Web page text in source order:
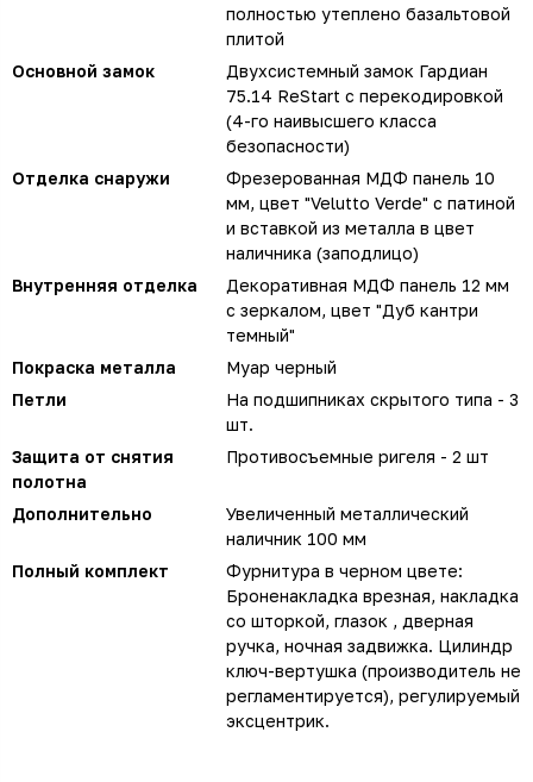
полностью утеплено базальтовой
плитой
Основной замок
Двухсистемный замок Гардиан
75.14 ReStart с перекодировкой
(4-го наивысшего класса
безопасности)
Отделка снаружи
Фрезерованная МДФ панель 10
мм, цвет "Velutto Verde" с патиной
и вставкой из металла в цвет
наличника (заподлицо)
Внутренняя отделка
Декоративная МДФ панель 12 мм
с зеркалом, цвет "Дуб кантри
темный"
Покраска металла
Муар черный
Петли
На подшипниках скрытого типа - 3
шт.
Защита от снятия
полотна
Противосъемные ригеля - 2 шт
Дополнительно
Увеличенный металлический
наличник 100 мм
Полный комплект
Фурнитура в черном цвете:
Броненакладка врезная, накладка
со шторкой, глазок , дверная
ручка, ночная задвижка. Цилиндр
ключ-вертушка (производитель не
регламентируется), регулируемый
эксцентрик.